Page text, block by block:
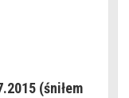
(śniłem